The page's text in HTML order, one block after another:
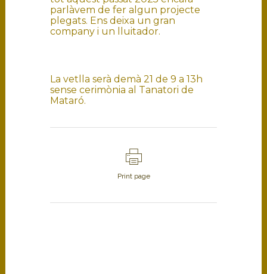
parlàvem de fer algun projecte
plegats. Ens deixa un gran
company i un lluitador.
La vetlla serà demà 21 de 9 a 13h
sense cerimònia al Tanatori de
Mataró.
Print page